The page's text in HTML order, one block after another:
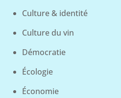
Culture & identité
Culture du vin
Démocratie
Écologie
Économie